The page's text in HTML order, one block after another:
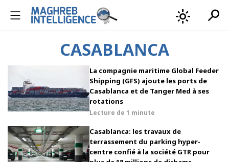
light_mode search
CASABLANCA
La compagnie maritime Global Feeder
Shipping (GFS) ajoute les ports de
Casablanca et de Tanger Med à ses
rotations
Lecture de 1 minute
Casablanca: les travaux de
terrassement du parking hyper-
centre confié à la société GTR pour